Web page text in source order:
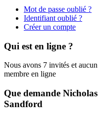
Mot de passe oublié ?
Identifiant oublié ?
Créer un compte
Qui est en ligne ?
Nous avons 7 invités et aucun
membre en ligne
Que demande Nicholas
Sandford